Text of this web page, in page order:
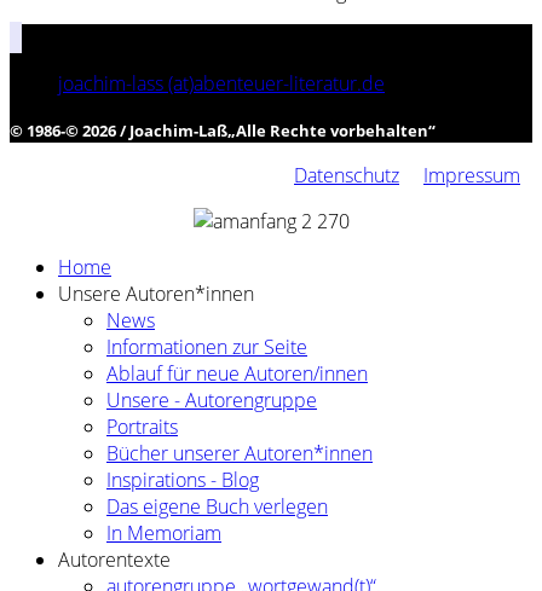
joachim-lass (at)abenteuer-literatur.de
© 1986-© 2026 / Joachim-Laß„Alle Rechte vorbehalten“
Datenschutz Impressum
Home
Unsere Autoren*innen
News
Informationen zur Seite
Ablauf für neue Autoren/innen
Unsere - Autorengruppe
Portraits
Bücher unserer Autoren*innen
Inspirations - Blog
Das eigene Buch verlegen
In Memoriam
Autorentexte